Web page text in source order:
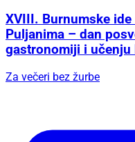
XVIII. Burnumske ide
Puljanima – dan
gastronomiji i
Za večeri bez žurbe